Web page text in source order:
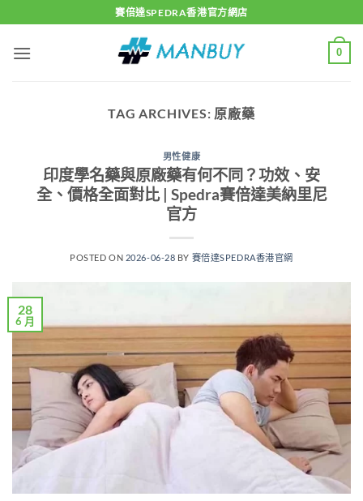
to
content
賽倍達SPEDRA香港官方網店
0
TAG ARCHIVES: 原廠藥
男性健康
印度學名藥與原廠藥有何不同？功效、安
全、價格全面對比 | Spedra賽倍達美納里尼
官方
POSTED ON 2026-06-28 BY 賽倍達SPEDRA香港官網
28
6 月